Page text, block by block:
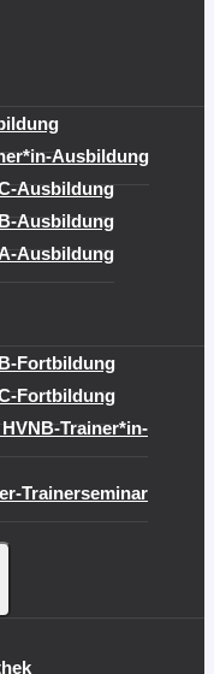
Ausbildung
Ausbildung
Ausbildung
Ausbildung
Fortbildung
Fortbildung
Trainer*in-
Trainerseminar